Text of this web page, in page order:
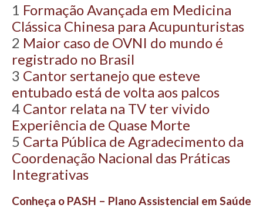
1 Formação Avançada em Medicina
Clássica Chinesa para Acupunturistas
2 Maior caso de OVNI do mundo é
registrado no Brasil
3 Cantor sertanejo que esteve
entubado está de volta aos palcos
4 Cantor relata na TV ter vivido
Experiência de Quase Morte
5 Carta Pública de Agradecimento da
Coordenação Nacional das Práticas
Integrativas
Conheça o PASH – Plano Assistencial em Saúde